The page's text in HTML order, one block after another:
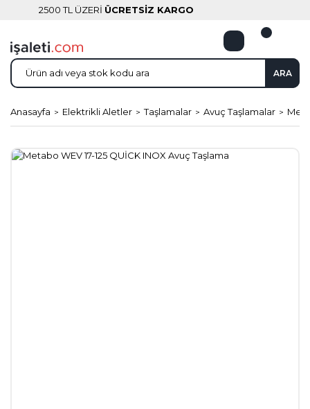
2500 TL ÜZERİ ÜCRETSİZ KARGO
ARA
Anasayfa Elektrikli Aletler Taşlamalar Avuç Taşlamalar